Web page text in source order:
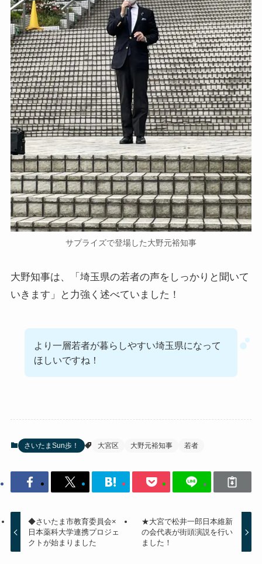
サプライズで登場した大野元裕知事
大野知事は、「埼玉県の若者の声をしっかりと聞いて
いきます」と力強く述べていました！
より一層若者が暮らしやすい埼玉県になって
ほしいですね！
さいたまSun歩！ 大宮区 大野元裕知事 若者
◆さいたま市教育委員会×
日本薬科大学連携プロジェ
クトが始まりました
★大宮で松井一郎日本維新
の会代表が街頭演説を行い
ました！